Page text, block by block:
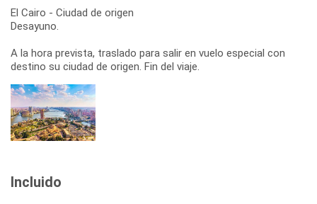
El Cairo - Ciudad de origen
Desayuno.
A la hora prevista, traslado para salir en vuelo especial con
destino su ciudad de origen. Fin del viaje.
Incluido